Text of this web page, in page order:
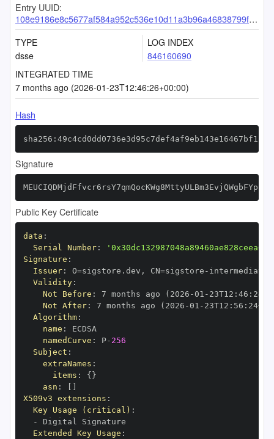
Entry UUID:
108e9186e8c5677af584a952c536e10d11a3b96a46838799f01a15d81afd9a387bbdfc7e65a1253e
TYPE
dsse
LOG INDEX
846160690
INTEGRATED TIME
7 months ago (2026-01-23T12:46:26+00:00)
Hash
Signature
Public Key Certificate
data :
Serial Number:
Signature :
Issuer: O=sigstore.dev , CN=sigstore -
Validity:
Not Before : 7 months ago (2026 -01 - 23T12 : 46 :
Not After: 7 months ago (2026 -01 - 23T12 : 56 : 24+00
Algorithm:
name :
namedCurve : P- 256
Subject :
extraNames :
items : { }
asn :
X509v3 extensions :
Key Usage (critical) :
-
Extended Key Usage :